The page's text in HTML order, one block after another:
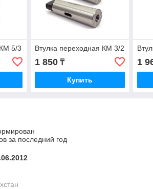
5/3 Втулка переходная КМ 3/2
1 850₸
Купить
1
за последний год